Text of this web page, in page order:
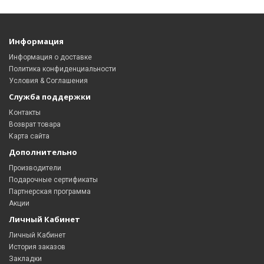
Информация
Информация о доставке
Политика конфиденциальности
Условия & Соглашения
Служба поддержки
Контакты
Возврат товара
Карта сайта
Дополнительно
Производители
Подарочные сертификаты
Партнерская программа
Акции
Личный Кабинет
Личный Кабинет
История заказов
Закладки